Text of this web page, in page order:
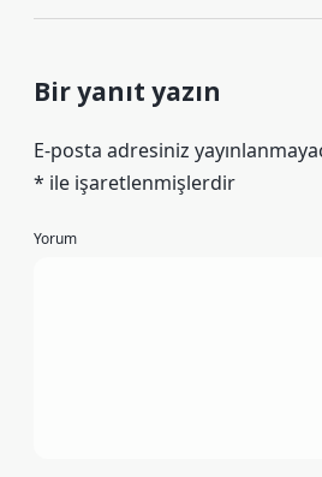
Bir yanıt yazın
E-posta adresiniz
* ile işaretlenmişlerdir
Yorum